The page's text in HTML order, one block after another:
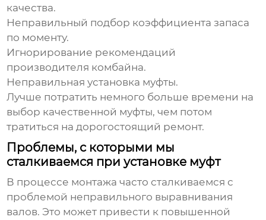
качества.
Неправильный подбор коэффициента запаса
по моменту.
Игнорирование рекомендаций
производителя комбайна.
Неправильная установка муфты.
Лучше потратить немного больше времени на
выбор качественной муфты, чем потом
тратиться на дорогостоящий ремонт.
Проблемы, с которыми мы
сталкиваемся при установке муфт
В процессе монтажа часто сталкиваемся с
проблемой неправильного выравнивания
валов. Это может привести к повышенной